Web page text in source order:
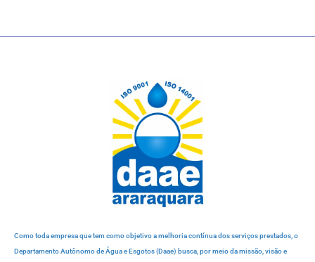
Como toda empresa que tem como objetivo a melhoria contínua dos serviços prestados, o
Departamento Autônomo de Água e Esgotos (Daae) busca, por meio da missão, visão e